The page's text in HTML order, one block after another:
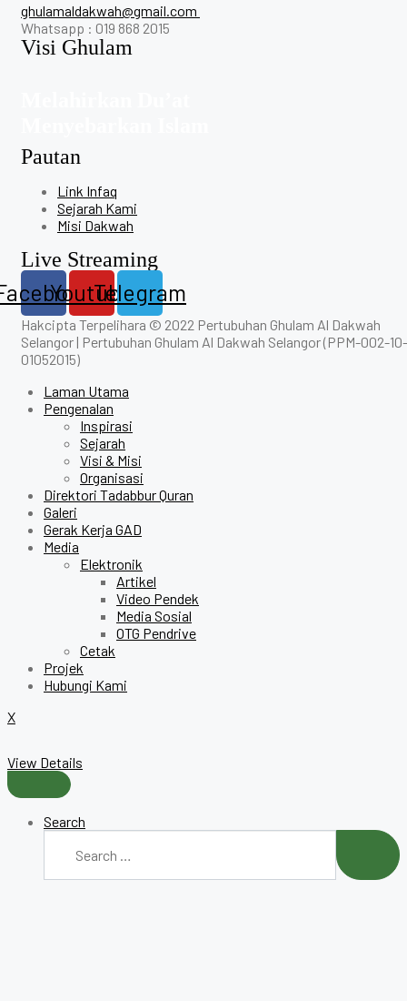
ghulamaldakwah@gmail.com
Whatsapp : 019 868 2015
Visi Ghulam
Pautan
Link Infaq
Sejarah Kami
Misi Dakwah
Live Streaming
YoutubeTelegram
Hakcipta Terpelihara © 2022 Pertubuhan Ghulam Al Dakwah
Selangor | Pertubuhan Ghulam Al Dakwah Selangor (PPM-002-10-
01052015)
Laman Utama
Pengenalan
Inspirasi
Sejarah
Visi & Misi
Organisasi
Direktori Tadabbur Quran
Galeri
Gerak Kerja GAD
Media
Elektronik
Artikel
Video Pendek
Media Sosial
OTG Pendrive
Cetak
Projek
Hubungi Kami
X
View Details
Search